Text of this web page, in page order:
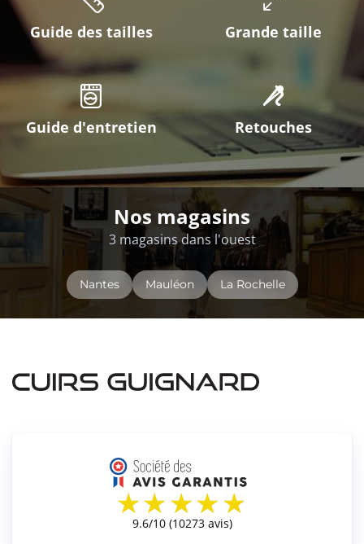
Guide des tailles Grande taille
Guide d'entretien Retouches
Nos magasins
3 magasins dans l'ouest
Nantes Mauléon La Rochelle